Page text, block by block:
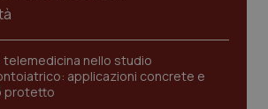
telemedicina nello studio
applicazioni concrete e
protetto